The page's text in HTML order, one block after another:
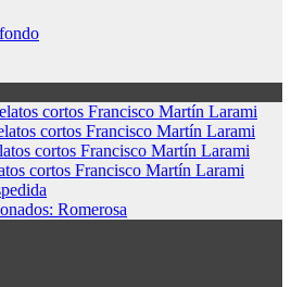
cortos Francisco Martín Larami
cortos Francisco Martín Larami
cortos Francisco Martín Larami
cortos Francisco Martín Larami
Romerosa